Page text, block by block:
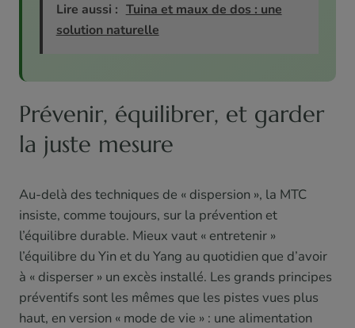
Lire aussi : Tuina et maux de dos : une
solution naturelle
Prévenir, équilibrer, et garder
la juste mesure
Au-delà des techniques de « dispersion », la MTC
insiste, comme toujours, sur la prévention et
l’équilibre durable. Mieux vaut « entretenir »
l’équilibre du Yin et du Yang au quotidien que d’avoir
à « disperser » un excès installé. Les grands principes
préventifs sont les mêmes que les pistes vues plus
haut, en version « mode de vie » : une alimentation